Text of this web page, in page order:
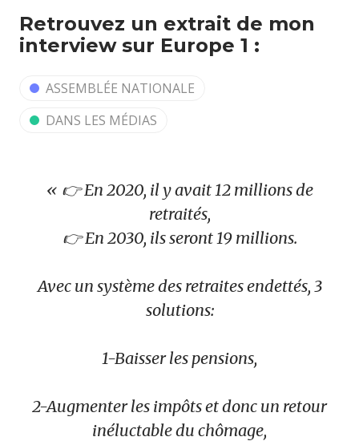
Retrouvez un extrait de mon
interview sur Europe 1 :
ASSEMBLÉE NATIONALE
DANS LES MÉDIAS
👉 En 2020, il y avait 12 millions de
retraités,
👉 En 2030, ils seront 19 millions.
Avec un système des retraites endettés, 3
solutions:
1-Baisser les pensions,
2-Augmenter les impôts et donc un retour
inéluctable du chômage,